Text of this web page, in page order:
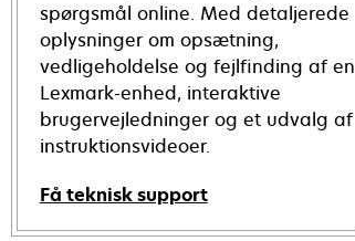
spørgsmål online. Med detaljerede
oplysninger om opsætning,
vedligeholdelse og fejlfinding af en
Lexmark-enhed, interaktive
brugervejledninger og et udvalg af
instruktionsvideoer.
Få teknisk support